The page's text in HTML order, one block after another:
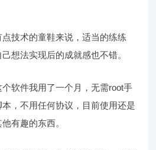
技术的童鞋来说，适当的练练
想法实现后的成就感也不错。
软件我用了一个月，无需root手
，不用任何协议，目前使用还是
有趣的东西。